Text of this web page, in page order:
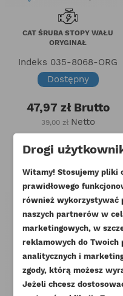
CAT ŚRUBA STOPY WAŁU
ORYGINAŁ
Indeks 035-8068-ORG
Dostępny
47,97 złBrutto
39,00 zł Netto
Drogi
Witamy! Stosujemy pliki
prawidłowego
również wykorzystywać
naszych partnerów w
marketingowych, w
reklamowych do Twoich
analitycznych i
zgody, którą możesz
Jeżeli chcesz